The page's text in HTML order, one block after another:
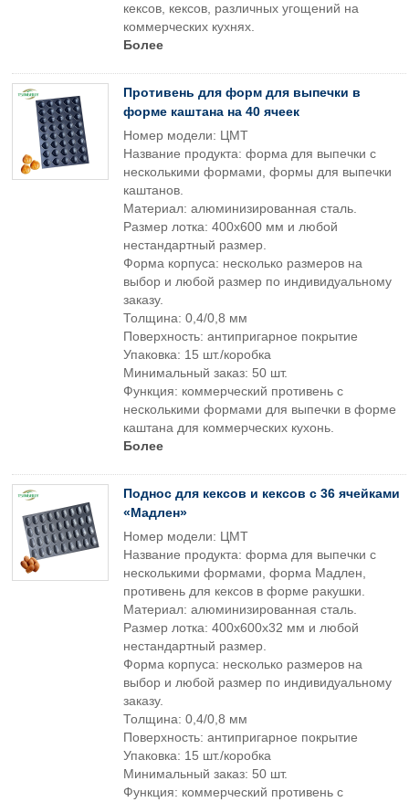
кексов, кексов, различных угощений на
коммерческих кухнях.
Более
Противень для форм для выпечки в
форме каштана на 40 ячеек
Номер модели: ЦМТ
Название продукта: форма для выпечки с
несколькими формами, формы для выпечки
каштанов.
Материал: алюминизированная сталь.
Размер лотка: 400x600 мм и любой
нестандартный размер.
Форма корпуса: несколько размеров на
выбор и любой размер по индивидуальному
заказу.
Толщина: 0,4/0,8 мм
Поверхность: антипригарное покрытие
Упаковка: 15 шт./коробка
Минимальный заказ: 50 шт.
Функция: коммерческий противень с
несколькими формами для выпечки в форме
каштана для коммерческих кухонь.
Более
Поднос для кексов и кексов с 36 ячейками
«Мадлен»
Номер модели: ЦМТ
Название продукта: форма для выпечки с
несколькими формами, форма Мадлен,
противень для кексов в форме ракушки.
Материал: алюминизированная сталь.
Размер лотка: 400x600x32 мм и любой
нестандартный размер.
Форма корпуса: несколько размеров на
выбор и любой размер по индивидуальному
заказу.
Толщина: 0,4/0,8 мм
Поверхность: антипригарное покрытие
Упаковка: 15 шт./коробка
Минимальный заказ: 50 шт.
Функция: коммерческий противень с